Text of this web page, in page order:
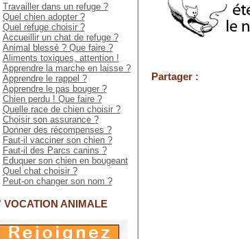
Travailler dans un refuge ?
Quel chien adopter ?
Quel refuge choisir ?
Accueillir un chat de refuge ?
Animal blessé ? Que faire ?
Aliments toxiques, attention !
Apprendre la marche en laisse ?
Apprendre le rappel ?
Apprendre le pas bouger ?
Chien perdu ! Que faire ?
Quelle race de chien choisir ?
Choisir son assurance ?
Donner des récompenses ?
Faut-il vacciner son chien ?
Faut-il des Parcs canins ?
Eduquer son chien en bougeant
Quel chat choisir ?
Peut-on changer son nom ?
VOCATION ANIMALE
Partager :